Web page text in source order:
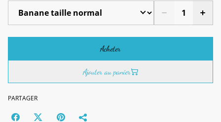
Acheter
Ajouter au panier
PARTAGER